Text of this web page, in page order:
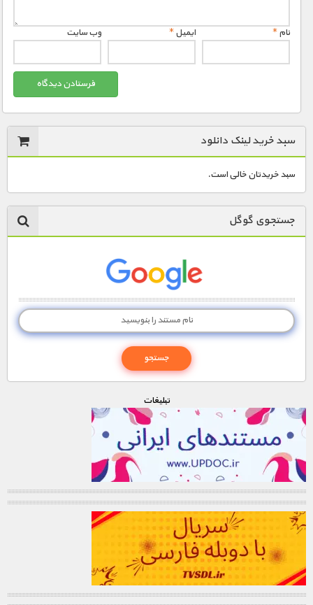
نام* ایمیل* وب‌ سایت
سبد خرید لینک دانلود
سبد خریدتان خالی است.
جستجوی گوگل
تبليغات